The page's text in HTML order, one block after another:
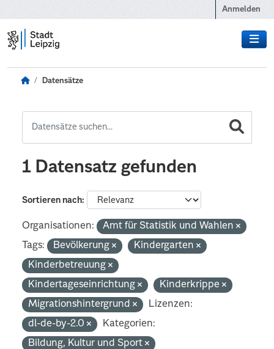
Anmelden
Datensätze
1 Datensatz gefunden
Sortieren nach
Organisationen:
Amt für Statistik und Wahlen
Tags:
Bevölkerung
Kindergarten
Kinderbetreuung
Kindertageseinrichtung
Kinderkrippe
Migrationshintergrund
Lizenzen:
dl-de-by-2.0
Kategorien:
Bildung, Kultur und Sport